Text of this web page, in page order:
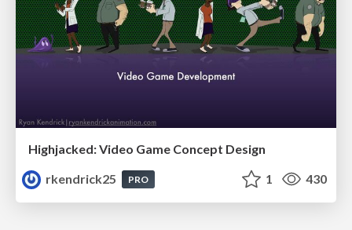
Highjacked: Video Game Concept Design
rkendrick25
PRO 1 430